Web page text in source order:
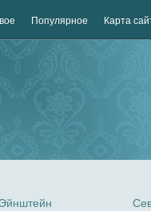
Популярное Карта